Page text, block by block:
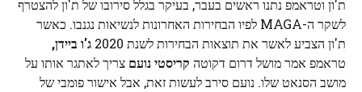
ת'ון וטראמפ נתנו ראשים בעבר, בעיקר בגלל סירובו של ת'ון להצטרף
לשקר ה-MAGA לפיו הבחירות האחרונות לנשיאות נגנבו. כאשר
ת'ון הצביע לאשר את תוצאות הבחירות לשנת 2020
ג'ו ביידן,
טראמפ אמר מושל דרום דקוטה קריסטי נועם צריך לאתגר אותו על
מושב הסנאט שלו. נועם סירב לעשות זאת, אבל אישור פומבי של